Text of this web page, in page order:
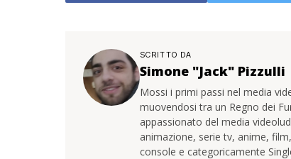
SCRITTO DA
Simone "Jack" Pizzulli
Mossi i primi passi nel media
muovendosi tra un Regno dei
appassionato del media
animazione, serie tv, anime,
console e categoricamente